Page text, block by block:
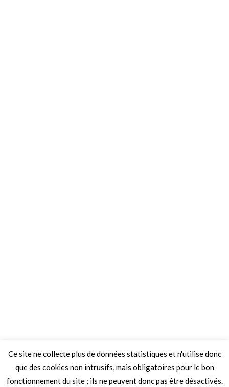
Ce site ne collecte plus de données statistiques et n'utilise donc
que des cookies non intrusifs, mais obligatoires pour le bon
fonctionnement du site ; ils ne peuvent donc pas être désactivés.